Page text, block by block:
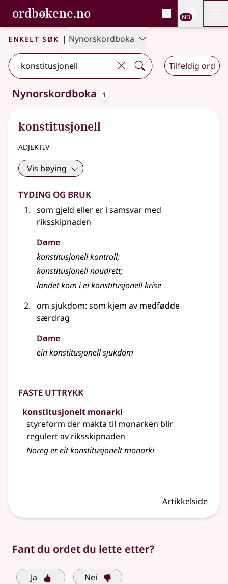
Gå til hovedinnhold
Tilgjengelighet
ordbøkene.no, Bokmålsordboka og
Bokmålsordboka og Nynorskordboka
NB
Enkelt søk | Nynorskordboka
Tilfeldig ord
Ett treff.Ytterligere søkeforslag tilgjengelige
Nynorskordboka 1
konstitusjonell
adjektiv
Vis bøying
Tyding og bruk
som gjeld eller er i samsvar med
riksskipnaden
Døme
konstitusjonell kontroll;
konstitusjonell naudrett;
landet kom i ei konstitusjonell krise
om sjukdom: som kjem av medfødde
særdrag
Døme
ein konstitusjonell sjukdom
Faste uttrykk
konstitusjonelt monarki
styreform der makta til monarken blir
regulert av riksskipnaden
Noreg er eit konstitusjonelt monarki
Artikkelside
Fant du ordet du lette etter?
Ja Nei